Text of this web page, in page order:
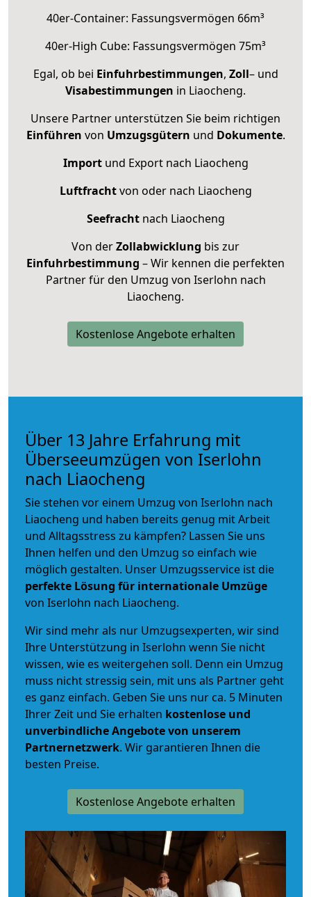
40er-Container: Fassungsvermögen 66m³
40er-High Cube: Fassungsvermögen 75m³
Egal, ob bei Einfuhrbestimmungen, Zoll– und
Visabestimmungen in Liaocheng.
Unsere Partner unterstützen Sie beim richtigen
Einführen von Umzugsgütern und Dokumente.
Importund Export nach Liaocheng
Luftfrachtvon oder nach Liaocheng
Seefrachtnach Liaocheng
Von derZollabwicklung bis zur
Einfuhrbestimmung – Wir kennen die perfekten
Partner für den Umzug von Iserlohn nach
Liaocheng.
Kostenlose Angebote erhalten
Über 13 Jahre Erfahrung mit
Überseeumzügen von Iserlohn
nach Liaocheng
Sie stehen vor einem Umzug von Iserlohn nach
Liaocheng und haben bereits genug mit Arbeit
und Alltagsstress zu kämpfen? Lassen Sie uns
Ihnen helfen und den Umzug so einfach wie
möglich gestalten. Unser Umzugsservice ist die
perfekte Lösung für internationale Umzüge
von Iserlohn nach Liaocheng.
Wir sind mehr als nur Umzugsexperten, wir sind
Ihre Unterstützung in Iserlohn wenn Sie nicht
wissen, wie es weitergehen soll. Denn ein Umzug
muss nicht stressig sein, mit uns als Partner geht
es ganz einfach. Geben Sie uns nur ca. 5 Minuten
Ihrer Zeit und Sie erhalten kostenlose und
unverbindlicheAngebote von unserem
Partnernetzwerk. Wir garantieren Ihnen die
besten Preise.
Kostenlose Angebote erhalten